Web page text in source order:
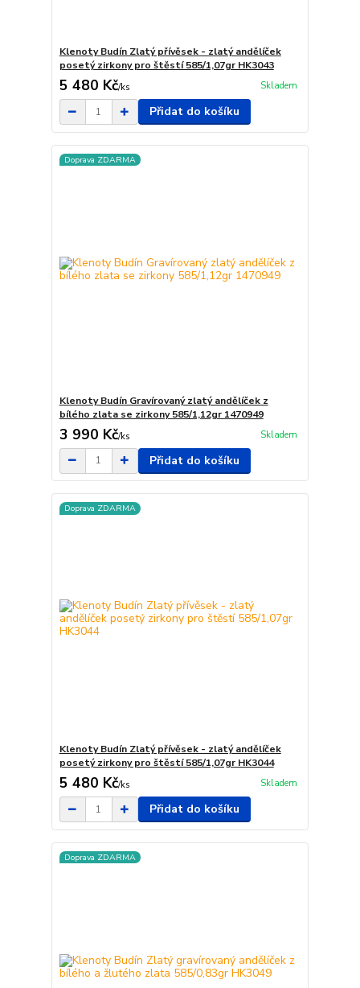
Klenoty Budín Zlatý přívěsek - zlatý andělíček
posetý zirkony pro štěstí 585/1,07gr HK3043
5 480 Kč/ks Skladem
Přidat do košíku
Doprava ZDARMA
Klenoty Budín Gravírovaný zlatý andělíček z
bílého zlata se zirkony 585/1,12gr 1470949
3 990 Kč/ks Skladem
Přidat do košíku
Doprava ZDARMA
Klenoty Budín Zlatý přívěsek - zlatý andělíček
posetý zirkony pro štěstí 585/1,07gr HK3044
5 480 Kč/ks Skladem
Přidat do košíku
Doprava ZDARMA